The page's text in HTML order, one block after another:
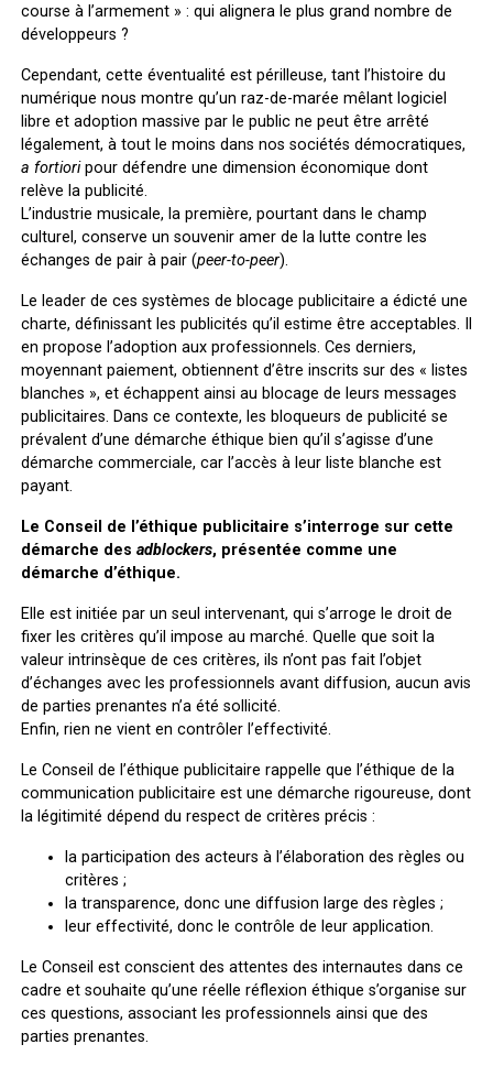
course à l’armement » : qui alignera le plus grand nombre de
développeurs ?
Cependant, cette éventualité est périlleuse, tant l’histoire du
numérique nous montre qu’un raz-de-marée mêlant logiciel
libre et adoption massive par le public ne peut être arrêté
légalement, à tout le moins dans nos sociétés démocratiques,
a fortioripour défendre une dimension économique dont
relève la publicité.
L’industrie musicale, la première, pourtant dans le champ
culturel, conserve un souvenir amer de la lutte contre les
échanges de pair à pair (peer-to-peer).
Le leader de ces systèmes de blocage publicitaire a édicté une
charte, définissant les publicités qu’il estime être acceptables. Il
en propose l’adoption aux professionnels. Ces derniers,
moyennant paiement, obtiennent d’être inscrits sur des « listes
blanches », et échappent ainsi au blocage de leurs messages
publicitaires. Dans ce contexte, les bloqueurs de publicité se
prévalent d’une démarche éthique bien qu’il s’agisse d’une
démarche commerciale, car l’accès à leur liste blanche est
payant.
Le Conseil de l’éthique publicitaire s’interroge sur cette
démarche des adblockers, présentée comme une
démarche d’éthique.
Elle est initiée par un seul intervenant, qui s’arroge le droit de
fixer les critères qu’il impose au marché. Quelle que soit la
valeur intrinsèque de ces critères, ils n’ont pas fait l’objet
d’échanges avec les professionnels avant diffusion, aucun avis
de parties prenantes n’a été sollicité.
Enfin, rien ne vient en contrôler l’effectivité.
Le Conseil de l’éthique publicitaire rappelle que l’éthique de la
communication publicitaire est une démarche rigoureuse, dont
la légitimité dépend du respect de critères précis :
la participation des acteurs à l’élaboration des règles ou
critères ;
la transparence, donc une diffusion large des règles ;
leur effectivité, donc le contrôle de leur application.
Le Conseil est conscient des attentes des internautes dans ce
cadre et souhaite qu’une réelle réflexion éthique s’organise sur
ces questions, associant les professionnels ainsi que des
parties prenantes.